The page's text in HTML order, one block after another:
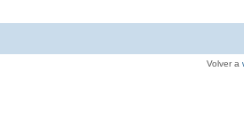
Volver a